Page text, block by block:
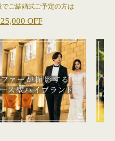
ご結婚式ご予定の方は
OFF